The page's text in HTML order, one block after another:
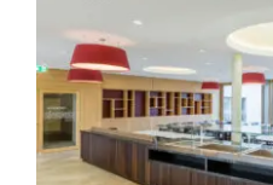
Alters- und
Architektur